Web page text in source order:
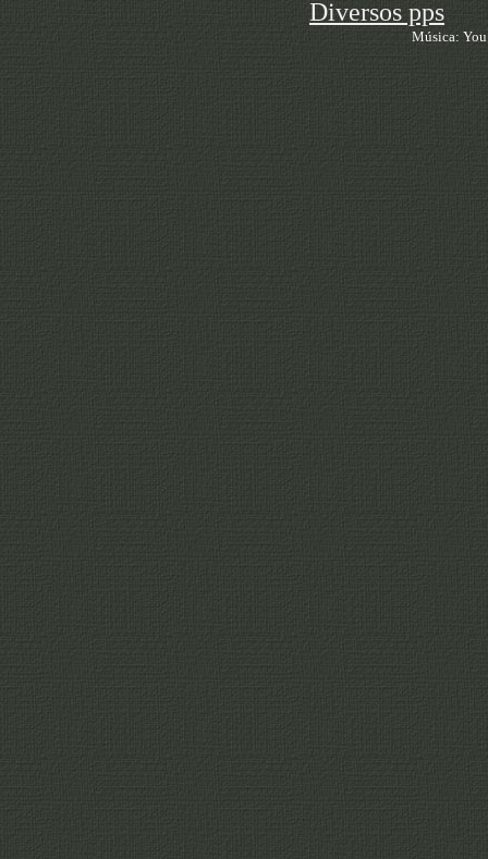
Diversos pps
Música: